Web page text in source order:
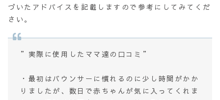
づいたアドバイスを記載しますので参考にしてみてくだ
さい。
”実際に使用したママ達の口コミ”
・最初はバウンサーに慣れるのに少し時間がかか
りましたが、数日で赤ちゃんが気に入ってくれま